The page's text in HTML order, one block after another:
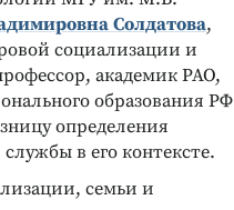
Солдатова,
социализации и
академик РАО,
образования РФ
определения
в его контексте.
семьи и